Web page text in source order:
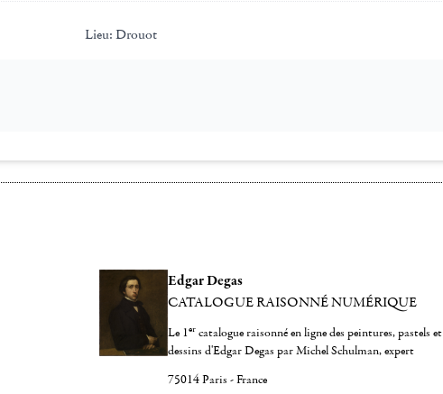
Lieu: Drouot
Edgar Degas
CATALOGUE RAISONNÉ NUMÉRIQUE
Le 1er catalogue raisonné en ligne des peintures, pastels et
dessins d'Edgar Degas par Michel Schulman, expert
75014 Paris - France